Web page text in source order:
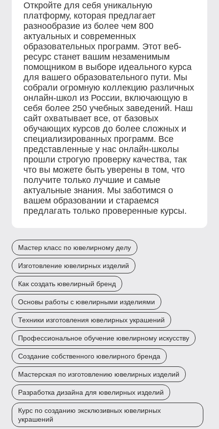
Откройте для себя уникальную
платформу, которая предлагает
разнообразие из более чем 800
актуальных и современных
образовательных программ. Этот веб-
ресурс станет вашим незаменимым
помощником в выборе идеального курса
для вашего образовательного пути. Мы
собрали огромную коллекцию различных
онлайн-школ из России, включающую в
себя более 250 учебных заведений. Наш
сайт охватывает все, от базовых
обучающих курсов до более сложных и
специализированных программ. Все
представленные у нас онлайн-школы
прошли строгую проверку качества, так
что вы можете быть уверены в том, что
получите только лучшие и самые
актуальные знания. Мы заботимся о
вашем образовании и стараемся
предлагать только проверенные курсы.
Мастер класс по ювелирному делу
Изготовление ювелирных изделий
Как создать ювелирный бренд
Основы работы с ювелирными изделиями
Техники изготовления ювелирных украшений
Профессиональное обучение ювелирному искусству
Создание собственного ювелирного бренда
Мастерская по изготовлению ювелирных изделий
Разработка дизайна для ювелирных изделий
Курс по созданию эксклюзивных ювелирных
украшений